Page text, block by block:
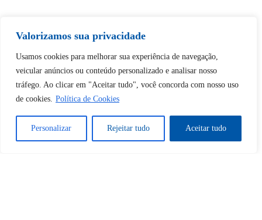
Valorizamos sua privacidade
Usamos cookies para melhorar sua experiência de navegação,
veicular anúncios ou conteúdo personalizado e analisar nosso
tráfego. Ao clicar em "Aceitar tudo", você concorda com nosso uso
de cookies. Política de Cookies
Personalizar Rejeitar tudo Aceitar tudo
Tem certeza de que deseja
desbloquear esta publicação?
Desbloquear esquerda : 0
Sim Não